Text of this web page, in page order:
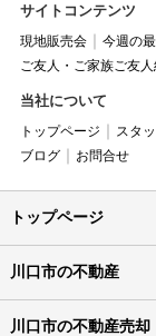
サイトコンテンツ
現地販売会
今週の
ご友人・ご家族ご友
当社について
トップページ スタ
ブログ
お問合せ
トップページ
川口市の不動産
川口市の不動産売却